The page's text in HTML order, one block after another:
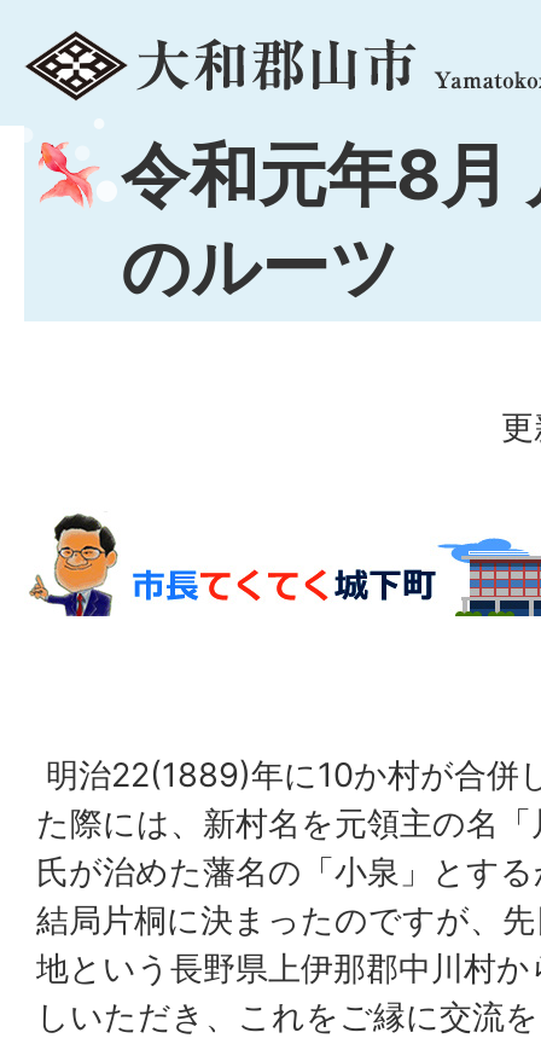
menu
令和元年8月
のルーツ
明治22(1889)年に10か村が合併
た際には、新村名を元領主の名
氏が治めた藩名の「小泉」とす
結局片桐に決まったのですが、
地という長野県上伊那郡中川村
しいただき、これをご縁に交流